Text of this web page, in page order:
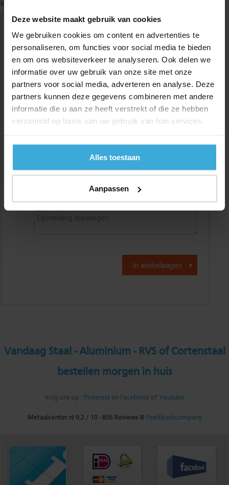
Deze website maakt gebruik van cookies
We gebruiken cookies om content en advertenties te
personaliseren, om functies voor social media te bieden
en om ons websiteverkeer te analyseren. Ook delen we
informatie over uw gebruik van onze site met onze
partners voor social media, adverteren en analyse. Deze
partners kunnen deze gegevens combineren met andere
informatie die u aan ze heeft verstrekt of die ze hebben
verzameld op basis van uw gebruik van hun services.
Alles toestaan
Aanpassen
Kwaliteit:
Gewenste
lengtemaat inmm
(max. 2000 mm)
+/- 2 mm lengtetolerantie
Aantal:
Bewerkingskosten :
€
0,00
€ 0,00
Alle bedragen zijn excl. 21% BTW
Vandaag Staal - Aluminium - RVS of Cortenstaal
bestellen morgen in huis
Volg ons op : Pinterest en Facebook of Youtube
Metaalcenter.nl 9,2 / 10 -856 Reviews @ Feedbackcompany